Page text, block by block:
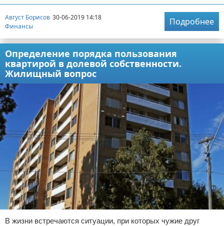
Август Борисов 30-06-2019 14:18
Финансы
Подробнее
Определение порядка пользования
квартирой в долевой собственности.
Жилищный вопрос
В жизни встречаются ситуации, при которых чужие друг